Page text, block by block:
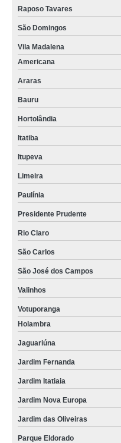
Raposo Tavares
São Domingos
Vila Madalena
Americana
Araras
Bauru
Hortolândia
Itatiba
Itupeva
Limeira
Paulínia
Presidente Prudente
Rio Claro
São Carlos
São José dos Campos
Valinhos
Votuporanga
Holambra
Jaguariúna
Jardim Fernanda
Jardim Itatiaia
Jardim Nova Europa
Jardim das Oliveiras
Parque Eldorado